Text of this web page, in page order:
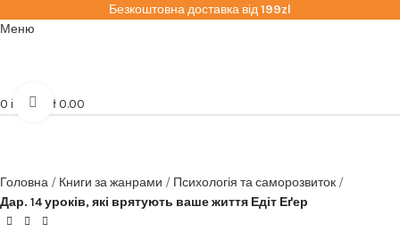
Безкоштовна доставка від199zl
Меню
0 items zł0.00
Click to enlarge
Головна Книги за жанрами
Психологія та саморозвиток
Дар. 14 уроків, які врятують ваше життя Едіт Еґер